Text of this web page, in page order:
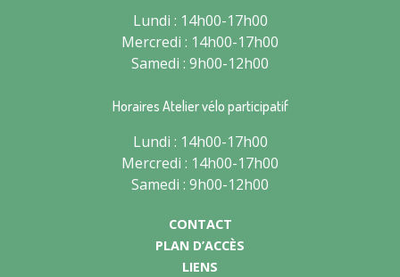
Lundi : 14h00-17h00
Mercredi : 14h00-17h00
Samedi : 9h00-12h00
Horaires Atelier vélo participatif
Lundi : 14h00-17h00
Mercredi : 14h00-17h00
Samedi : 9h00-12h00
CONTACT
PLAN D’ACCÈS
LIENS